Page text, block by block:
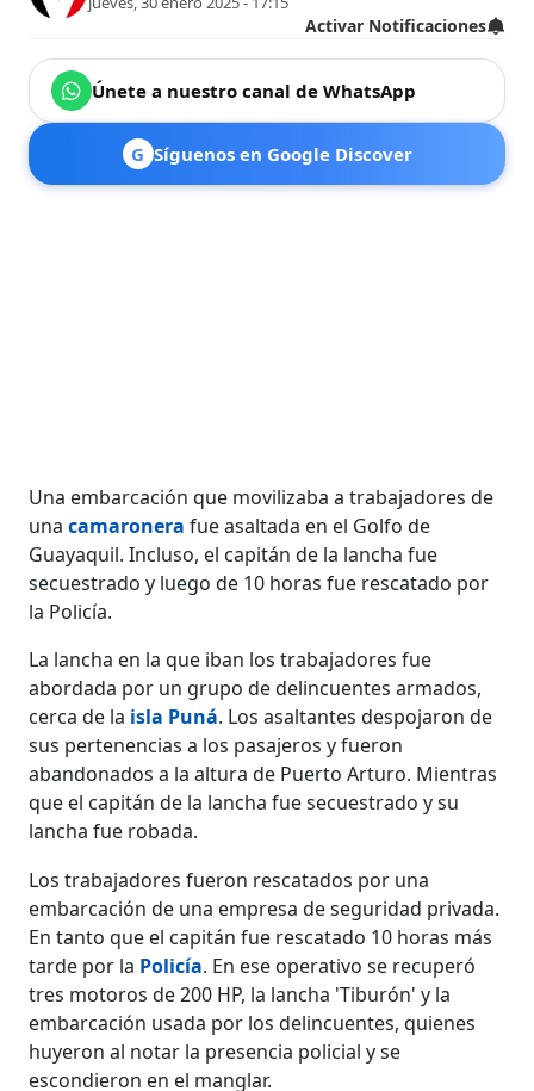
Activar Notificaciones
Únete a nuestro canal de WhatsApp
G Síguenos en Google Discover
Una embarcación que movilizaba a trabajadores de
unacamaronera fue asaltada en el Golfo de
Guayaquil. Incluso, el capitán de la lancha fue
secuestrado y luego de 10 horas fue rescatado por
la Policía.
La lancha en la que iban los trabajadores fue
abordada por un grupo de delincuentes armados,
cerca de la isla Puná. Los asaltantes despojaron de
sus pertenencias a los pasajeros y fueron
abandonados a la altura de Puerto Arturo. Mientras
que el capitán de la lancha fue secuestrado y su
lancha fue robada.
Los trabajadores fueron rescatados por una
embarcación de una empresa de seguridad privada.
En tanto que el capitán fue rescatado 10 horas más
tarde por la Policía. En ese operativo se recuperó
tres motoros de 200 HP, la lancha 'Tiburón' y la
embarcación usada por los delincuentes, quienes
huyeron al notar la presencia policial y se
escondieron en el manglar.